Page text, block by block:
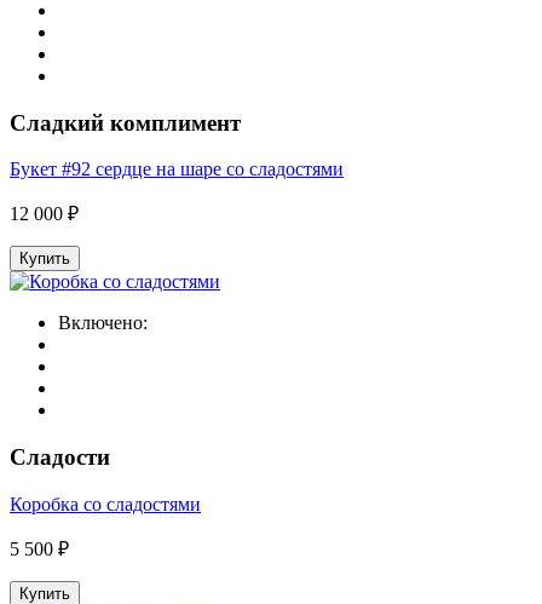
Сладкий комплимент
Букет #92 сердце на шаре со сладостями
12 000 ₽
Купить
Включено:
Сладости
Коробка со сладостями
5 500 ₽
Купить